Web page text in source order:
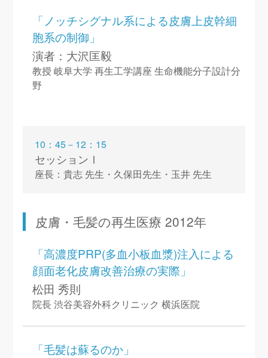
「ノッチシグナル系による皮膚上皮幹細
胞系の制御」
演者：大沢匡毅
教授 岐阜大学 再生工学講座 生命機能分子設計分
野
10：45－12：15
セッションⅠ
座長：貴志 先生・久保田先生・玉井 先生
皮膚・毛髪の再生医療 2012年
「高濃度PRP(多血小板血漿)注入による
顔面老化皮膚改善治療の実際」
松田 秀則
院長 渋谷美容外科クリニック 横浜医院
「毛髪は蘇るのか」